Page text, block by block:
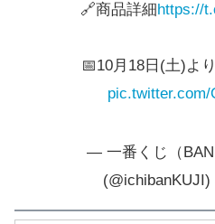
🔗商品詳細https://
📅10月18日(土)よ
pic.twitter.com/
— 一番くじ（
(@ichibanKUJI)